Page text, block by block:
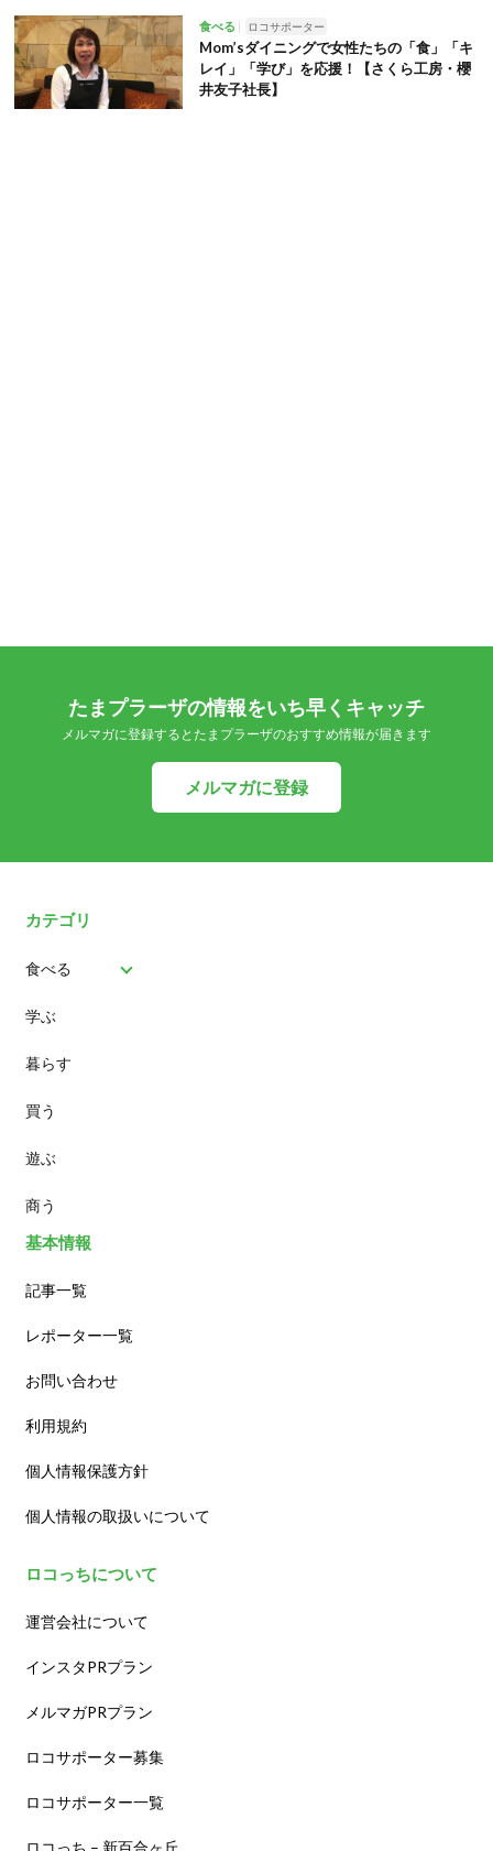
食べる ロコサポーター
Mom’sダイニングで女性たちの「食」「キ
レイ」「学び」を応援！【さくら工房・櫻
井友子社長】
たまプラーザの情報をいち早くキャッチ
メルマガに登録するとたまプラーザのおすすめ情報が届きます
メルマガに登録
カテゴリ
食べる
パン
スイーツ
ランチ
カフェ
学ぶ
暮らす
買う
遊ぶ
商う
基本情報
記事一覧
レポーター一覧
お問い合わせ
利用規約
個人情報保護方針
個人情報の取扱いについて
ロコっちについて
運営会社について
インスタPRプラン
メルマガPRプラン
ロコサポーター募集
ロコサポーター一覧
ロコっち – 新百合ヶ丘